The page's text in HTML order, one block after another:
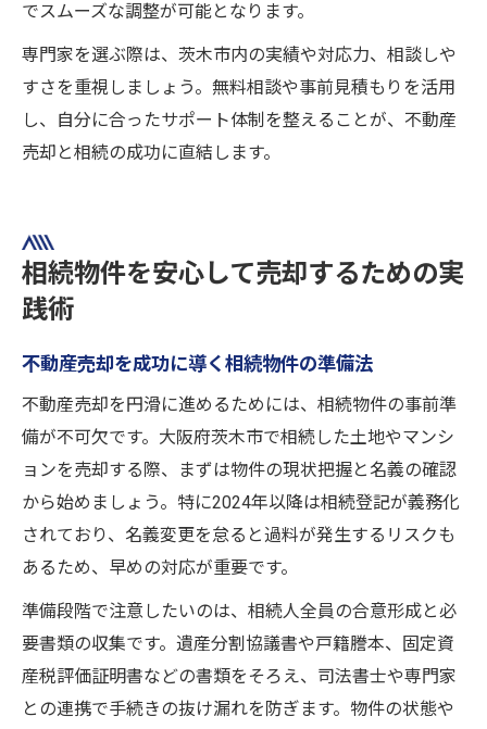
でスムーズな調整が可能となります。
専門家を選ぶ際は、茨木市内の実績や対応力、相談しや
すさを重視しましょう。無料相談や事前見積もりを活用
し、自分に合ったサポート体制を整えることが、不動産
売却と相続の成功に直結します。
相続物件を安心して売却するための実
践術
不動産売却を成功に導く相続物件の準備法
不動産売却を円滑に進めるためには、相続物件の事前準
備が不可欠です。大阪府茨木市で相続した土地やマンシ
ョンを売却する際、まずは物件の現状把握と名義の確認
から始めましょう。特に2024年以降は相続登記が義務化
されており、名義変更を怠ると過料が発生するリスクも
あるため、早めの対応が重要です。
準備段階で注意したいのは、相続人全員の合意形成と必
要書類の収集です。遺産分割協議書や戸籍謄本、固定資
産税評価証明書などの書類をそろえ、司法書士や専門家
との連携で手続きの抜け漏れを防ぎます。物件の状態や